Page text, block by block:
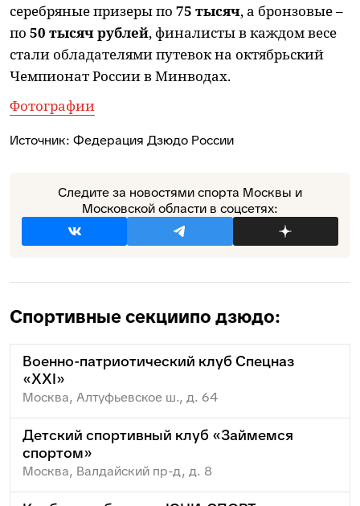
серебряные призеры по 75 тысяч, а бронзовые –
по 50 тысяч рублей, финалисты в каждом весе
стали обладателями путевок на октябрьский
Чемпионат России в Минводах.
Фотографии
Источник: Федерация Дзюдо России
Следите за новостями спорта Москвы и
Московской области в соцсетях:
Спортивные секциипо дзюдо:
Военно-патриотический клуб Спецназ
«XXI»
Москва, Алтуфьевское ш., д. 64
Детский спортивный клуб «Займемся
спортом»
Москва, Валдайский пр-д, д. 8